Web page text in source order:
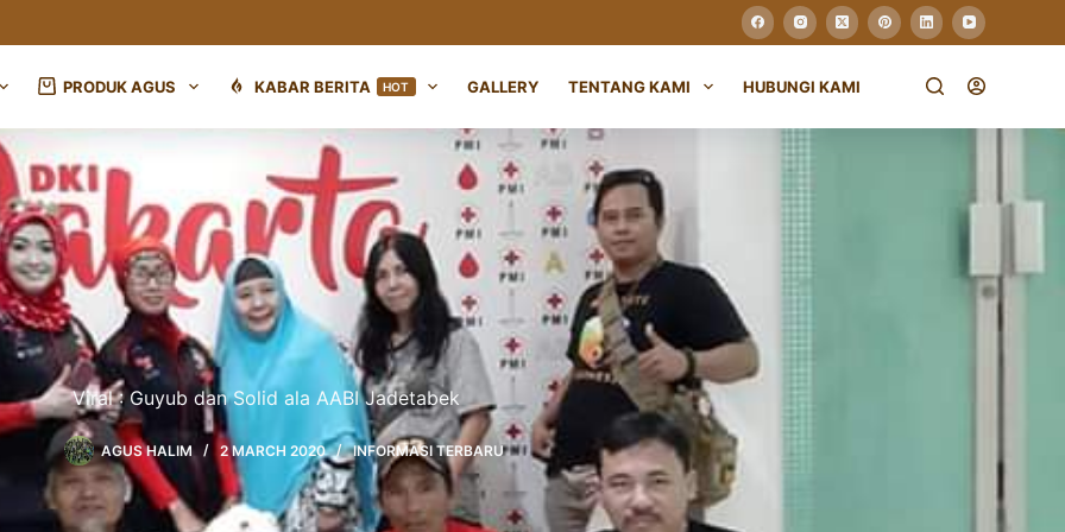
PRODUK AGUS KABAR BERITA HOT GALLERY TENTANG KAMI HUBUNGI KAMI
Viral : Guyub dan Solid ala AABI Jadetabek
AGUS HALIM 2 MARCH 2020 INFORMASI TERBARU